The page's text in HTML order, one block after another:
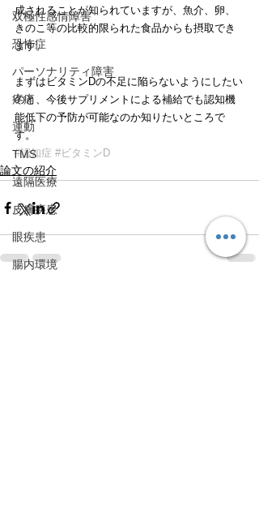
双極性感情障害
恐怖症
パーソナリティ障害
疼痛
運動
TMS
遠隔医療
皮膚疾患
眼疾患
腸内環境
成されることが知られていますが、魚介、卵、
きのこ等の比較的限られた食品からも摂取でき
ます。
まずはビタミンDの不足に陥らないようにしたい
のと、今後サプリメントによる補給でも認知機
能低下の予防が可能なのか知りたいところで
す。
#認知症 #ビタミンD
論文の紹介